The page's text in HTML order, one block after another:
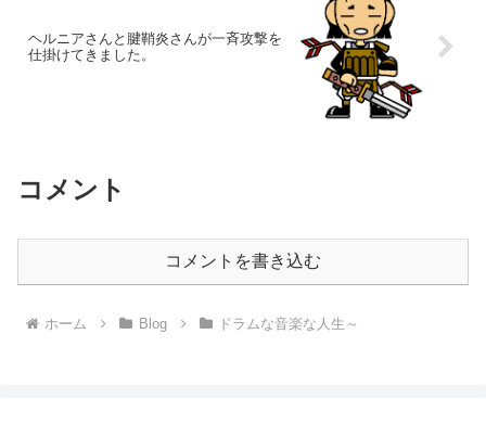
ヘルニアさんと腱鞘炎さんが一斉攻撃を
仕掛けてきました。
コメント
コメントを書き込む
ホーム Blog ドラムな音楽な人生～